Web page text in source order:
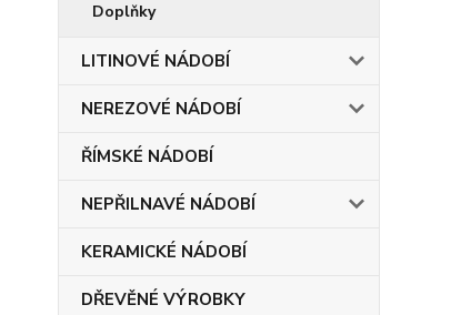
Doplňky
LITINOVÉ NÁDOBÍ
NEREZOVÉ NÁDOBÍ
ŘÍMSKÉ NÁDOBÍ
NEPŘILNAVÉ NÁDOBÍ
KERAMICKÉ NÁDOBÍ
DŘEVĚNÉ VÝROBKY